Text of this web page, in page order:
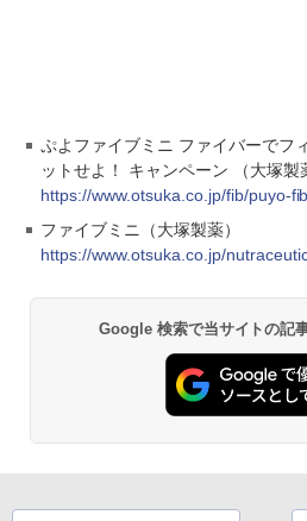
ぷよファイブミニ ファイバーでフ
ットせよ！ キャンペーン （大塚製
https://www.otsuka.co.jp/fib/puyo-
ファイブミニ（大塚製薬）
https://www.otsuka.co.jp/
Google 検索で当サイトの記